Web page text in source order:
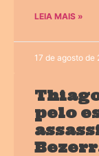
LEIA MAIS »
17 de agosto de
pelo